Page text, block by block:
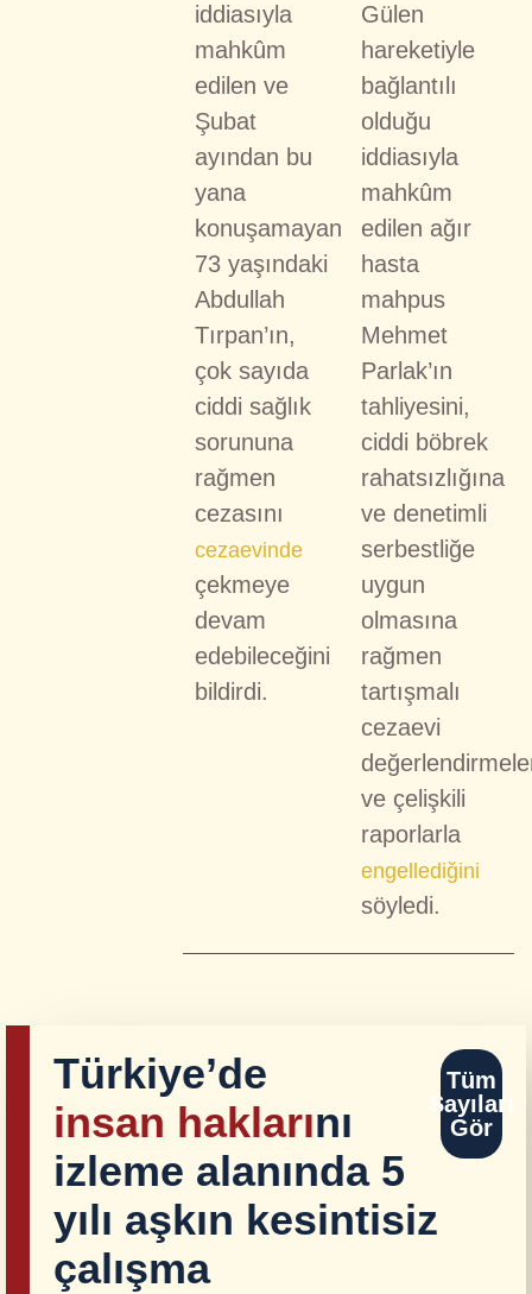
iddiasıyla
mahkûm
edilen ve
Şubat
ayından bu
yana
konuşamayan
73 yaşındaki
Abdullah
Tırpan’ın,
çok sayıda
ciddi sağlık
sorununa
rağmen
cezasını
cezaevinde
çekmeye
devam
edebileceğini
bildirdi.
Gülen
hareketiyle
bağlantılı
olduğu
iddiasıyla
mahkûm
edilen ağır
hasta
mahpus
Mehmet
Parlak’ın
tahliyesini,
ciddi böbrek
rahatsızlığına
ve denetimli
serbestliğe
uygun
olmasına
rağmen
tartışmalı
cezaevi
ve çelişkili
raporlarla
engellediğini
söyledi.
Türkiye’de
insan haklarını
izleme alanında 5
yılı aşkın kesintisiz
çalışma
Tüm
Sayıları
Gör